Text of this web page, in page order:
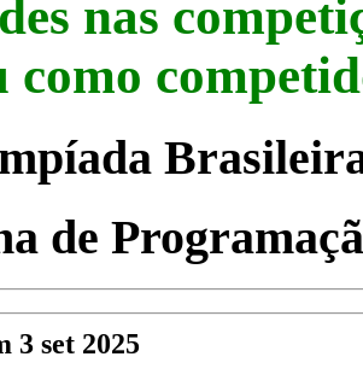
nas
como
de
3 set 2025